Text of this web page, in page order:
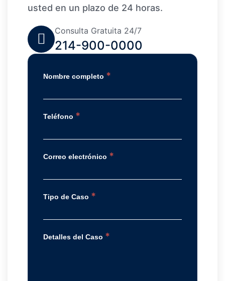
usted en un plazo de 24 horas.
Consulta Gratuita 24/7
214-900-0000
Nombre completo *
Teléfono *
Correo electrónico *
Tipo de Caso *
Detalles del Caso *